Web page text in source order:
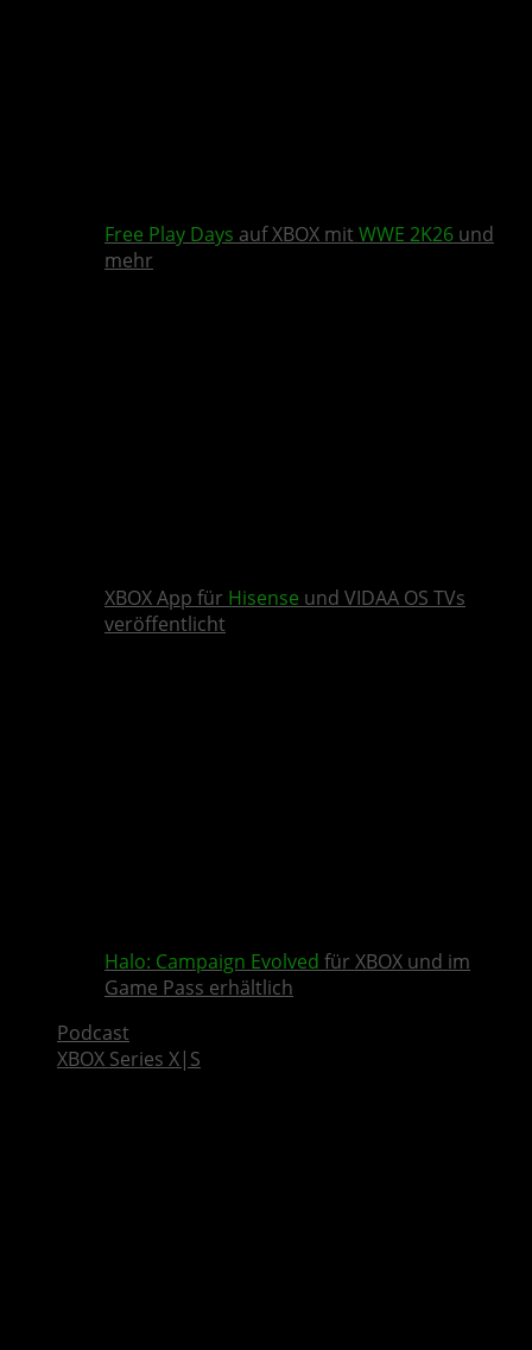
Free Play Days auf XBOX mit WWE 2K26 und
mehr
XBOX App für Hisense und VIDAA OS TVs
veröffentlicht
Halo: Campaign Evolved für XBOX und im
Game Pass erhältlich
Podcast
XBOX Series X|S